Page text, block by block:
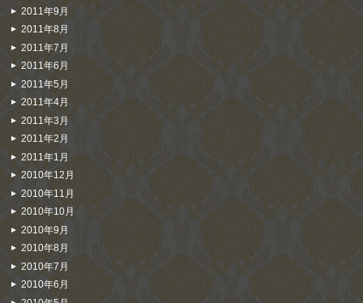
2011年9月
2011年8月
2011年7月
2011年6月
2011年5月
2011年4月
2011年3月
2011年2月
2011年1月
2010年12月
2010年11月
2010年10月
2010年9月
2010年8月
2010年7月
2010年6月